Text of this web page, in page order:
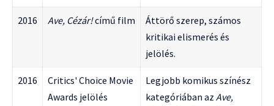
2016 Ave, Cézár!című film
Áttörő szerep, számos
kritikai elismerés és
jelölés.
2016
Critics' Choice Movie
Awards jelölés
Legjobb komikus színész
kategóriában az Ave,